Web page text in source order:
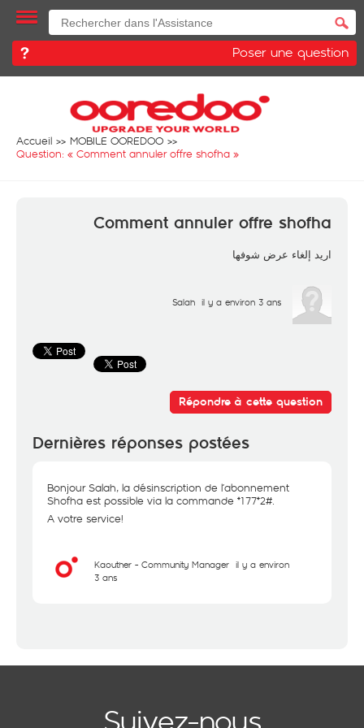
Poser une question
Accueil
MOBILE OOREDOO
Question: « Comment annuler offre shofha »
Comment annuler offre shofha
اريد إلغاء عرض شوفها
Salah il y a environ 3 ans
Répondre à cette question
Dernières réponses postées
Bonjour Salah, la désinscription de l’abonnement
Shofha est possible via la commande *177*2#.
A votre service!
Kaouther - Community Manager il y a environ
3 ans
Suivez-nous